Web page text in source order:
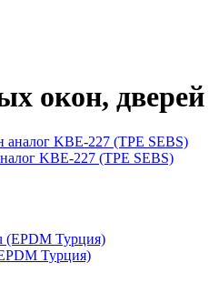
окон, дверей
KBE-227 (TPE SEBS)
Турция)